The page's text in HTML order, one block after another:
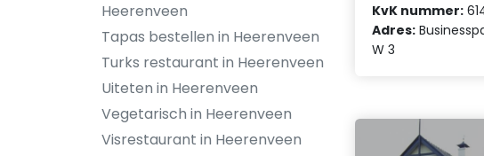
Heerenveen
Tapas bestellen in Heerenveen
Turks restaurant in Heerenveen
Uiteten in Heerenveen
Vegetarisch in Heerenveen
Visrestaurant in Heerenveen
KvK nummer:
Adres:
W 3